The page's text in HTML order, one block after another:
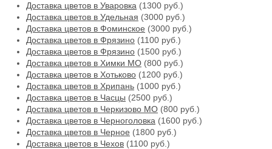
Доставка цветов в Уваровка (1300 руб.)
Доставка цветов в Удельная (3000 руб.)
Доставка цветов в Фоминское (3000 руб.)
Доставка цветов в Фрязино (1100 руб.)
Доставка цветов в Фрязино (1500 руб.)
Доставка цветов в Химки МО (800 руб.)
Доставка цветов в Хотьково (1200 руб.)
Доставка цветов в Хрипань (1000 руб.)
Доставка цветов в Часцы (2500 руб.)
Доставка цветов в Черкизово МО (800 руб.)
Доставка цветов в Черноголовка (1600 руб.)
Доставка цветов в Черное (1800 руб.)
Доставка цветов в Чехов (1100 руб.)